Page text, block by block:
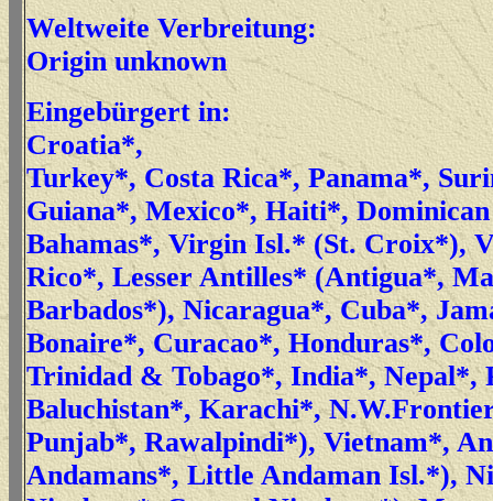
Weltweite Verbreitung:
Origin unknown
Eingebürgert in:
Croatia*,
Turkey*, Costa Rica*, Panama*,
Guiana*, Mexico*, Haiti*,
Bahamas*, Virgin Isl.* (St. Croix*),
Rico*, Lesser Antilles* (Antigua*,
Barbados*), Nicaragua*, Cuba*,
Bonaire*, Curacao*, Honduras*,
Trinidad & Tobago*, India*, Nepal*,
Baluchistan*, Karachi*,
Punjab*, Rawalpindi*), Vietnam*,
Andamans*, Little Andaman Isl.*),